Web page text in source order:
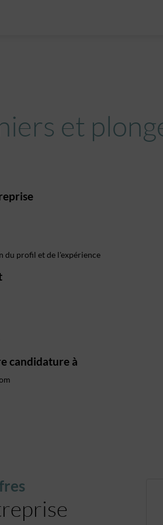
et
du profil et de l'expérience
candidature à